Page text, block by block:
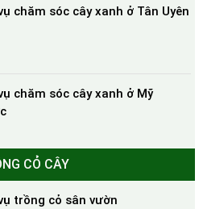
chăm sóc cây xanh ở Tân Uyên
chăm sóc cây xanh ở Mỹ
CỎ CÂY
trồng cỏ sân vườn